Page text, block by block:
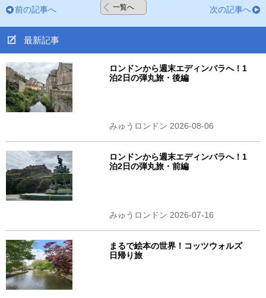
前の記事へ 一覧へ 次の記事へ
最新記事
ロンドンから週末エディンバラへ！1
泊2日の弾丸旅・後編
みゅうロンドン 2026-08-06
ロンドンから週末エディンバラへ！1
泊2日の弾丸旅・前編
みゅうロンドン 2026-07-16
まるで絵本の世界！コッツウォルズ
日帰り旅